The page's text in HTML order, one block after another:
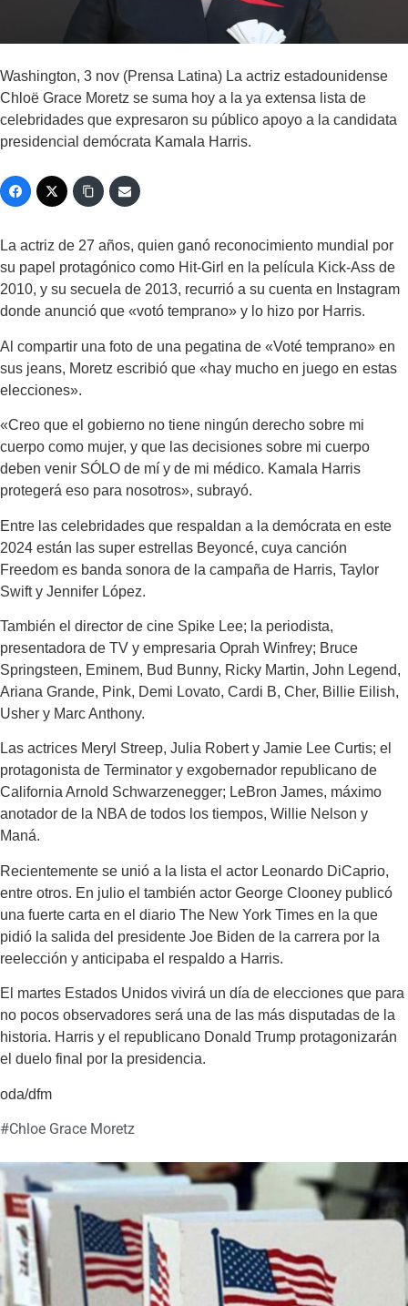
Washington, 3 nov (Prensa Latina) La actriz estadounidense
Chloë Grace Moretz se suma hoy a la ya extensa lista de
celebridades que expresaron su público apoyo a la candidata
presidencial demócrata Kamala Harris.
La actriz de 27 años, quien ganó reconocimiento mundial por
su papel protagónico como Hit-Girl en la película Kick-Ass de
2010, y su secuela de 2013, recurrió a su cuenta en Instagram
donde anunció que «votó temprano» y lo hizo por Harris.
Al compartir una foto de una pegatina de «Voté temprano» en
sus jeans, Moretz escribió que «hay mucho en juego en estas
elecciones».
«Creo que el gobierno no tiene ningún derecho sobre mi
cuerpo como mujer, y que las decisiones sobre mi cuerpo
deben venir SÓLO de mí y de mi médico. Kamala Harris
protegerá eso para nosotros», subrayó.
Entre las celebridades que respaldan a la demócrata en este
2024 están las super estrellas Beyoncé, cuya canción
Freedom es banda sonora de la campaña de Harris, Taylor
Swift y Jennifer López.
También el director de cine Spike Lee; la periodista,
presentadora de TV y empresaria Oprah Winfrey; Bruce
Springsteen, Eminem, Bud Bunny, Ricky Martin, John Legend,
Ariana Grande, Pink, Demi Lovato, Cardi B, Cher, Billie Eilish,
Usher y Marc Anthony.
Las actrices Meryl Streep, Julia Robert y Jamie Lee Curtis; el
protagonista de Terminator y exgobernador republicano de
California Arnold Schwarzenegger; LeBron James, máximo
anotador de la NBA de todos los tiempos, Willie Nelson y
Maná.
Recientemente se unió a la lista el actor Leonardo DiCaprio,
entre otros. En julio el también actor George Clooney publicó
una fuerte carta en el diario The New York Times en la que
pidió la salida del presidente Joe Biden de la carrera por la
reelección y anticipaba el respaldo a Harris.
El martes Estados Unidos vivirá un día de elecciones que para
no pocos observadores será una de las más disputadas de la
historia. Harris y el republicano Donald Trump protagonizarán
el duelo final por la presidencia.
oda/dfm
#Chloe Grace Moretz